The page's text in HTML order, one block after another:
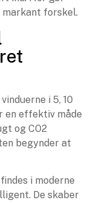
markant forskel.
i 5, 10
en effektiv måde
og CO2
begynder at
i moderne
De skaber